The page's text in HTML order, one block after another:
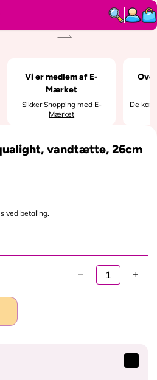
Vi er medlem af E-
Mærket
Sikker Shopping med E-
Mærket
De kan
vandtætte, 26cm
ved betaling.